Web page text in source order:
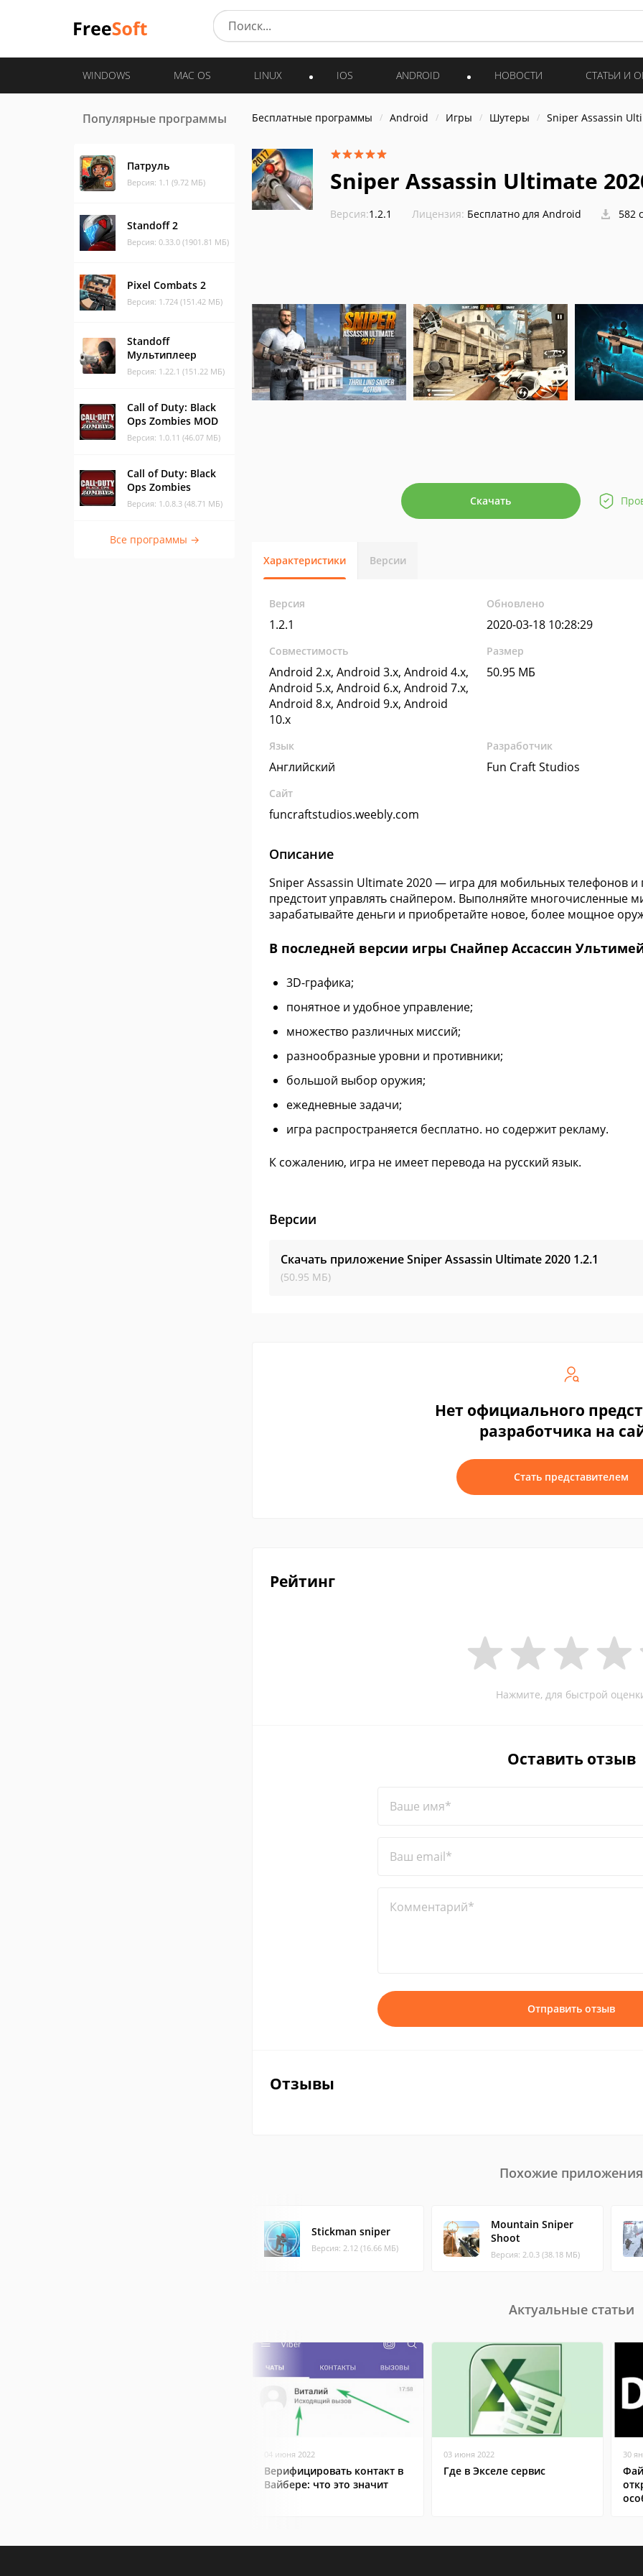
WINDOWS MAC OS LINUX IOS ANDROID НОВОСТИ СТАТЬИ И
Популярные программы
Патруль
Версия: 1.1 (9.72 МБ)
Standoff 2
Версия: 0.33.0 (1901.81 МБ)
Pixel Combats 2
Версия: 1.724 (151.42 МБ)
Standoff
Мультиплеер
Версия: 1.22.1 (151.22 МБ)
Call of Duty: Black
Ops Zombies MOD
Версия: 1.0.11 (46.07 МБ)
Call of Duty: Black
Ops Zombies
Версия: 1.0.8.3 (48.71 МБ)
Все программы →
Бесплатные программы Android Игры Шутеры Sniper Assassin
Sniper Assassin Ultimate
Версия:1.2.1 Лицензия: Бесплатно для Android 582
Скачать
Характеристики Версии
Версия
1.2.1
Обновлено
2020-03-18 10:28:29
Совместимость
Android 2.x, Android 3.x, Android 4.x,
Android 5.x, Android 6.x, Android 7.x,
Android 8.x, Android 9.x, Android
10.x
Размер
50.95 МБ
Язык
Английский
Разработчик
Fun Craft Studios
Сайт
funcraftstudios.weebly.com
Описание
Sniper Assassin Ultimate 2020 — игра для мобильных телефонов
предстоит управлять снайпером. Выполняйте многочисленные
зарабатывайте деньги и приобретайте новое, более мощное
В последней версии игры Снайпер Ассассин
3D-графика;
понятное и удобное управление;
множество различных миссий;
разнообразные уровни и противники;
большой выбор оружия;
ежедневные задачи;
игра распространяется бесплатно. но содержит рекламу.
К сожалению, игра не имеет перевода на русский язык.
Версии
Скачать приложение Sniper Assassin Ultimate 2020 1.2.1
(50.95 МБ)
Нет официального
разработчика на
Стать представителем
Рейтинг
Нажмите, для быстрой
Оставить отзыв
Ваше имя*
Ваш email*
Комментарий*
Отправить отзыв
Отзывы
Похожие приложения
Stickman sniper
Версия: 2.12 (16.66 МБ)
Mountain Sniper
Shoot
Версия: 2.0.3 (38.18 МБ)
Актуальные статьи
04 июня 2022
Верифицировать контакт в
Вайбере: что это значит
03 июня 2022
Где в Экселе сервис
30